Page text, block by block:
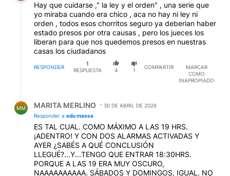
Hay que cuidarse ," la ley y el orden" , una serie que
yo miraba cuando era chico , aca no hay ni ley ni
orden , todos esos chorritos seguro ya deberian haber
estado presos por otra causas , pero los jueces los
liberan para que nos quedemos presos en nuestras
casas los ciudadanos
RESPONDER
1
RESPUESTA
4 1
COMPARTIR
MARCAR
COMO
INAPROPIADO
MM MARITA MERLINO
30 DE ABRIL DE 2026
Responder a edu massa
ES TAL CUAL. COMO MÁXIMO A LAS 19 HRS.
¡ADENTRO! Y CON DOS ALARMAS ACTIVADAS Y
AYER ¿SABÉS A QUÉ CONCLUSIÓN
LLEGUÉ?...Y...TENGO QUE ENTRAR 18:30HRS.
PORQUE A LAS 19 ERA MUY OSCURO,
NAAAAAAAAAA. SÁBADOS Y DOMINGOS, IGUAL. NO